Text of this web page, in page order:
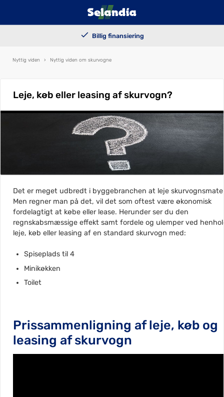
Nyttig viden › Nyttig viden om skurvogne
Leje, køb eller leasing af skurvogn?
Det er meget udbredt i byggebranchen at leje
Men regner man på det, vil det som oftest være økonomisk
fordelagtigt at købe eller lease. Herunder ser du den
regnskabsmæssige effekt samt fordele og ulemper ved
leje, køb eller leasing af en standard skurvogn med:
Spiseplads til 4
Minikøkken
Toilet
Prissammenligning af leje, køb og
leasing af skurvogn
100.000+ solgte trailers
Levering i hele landet